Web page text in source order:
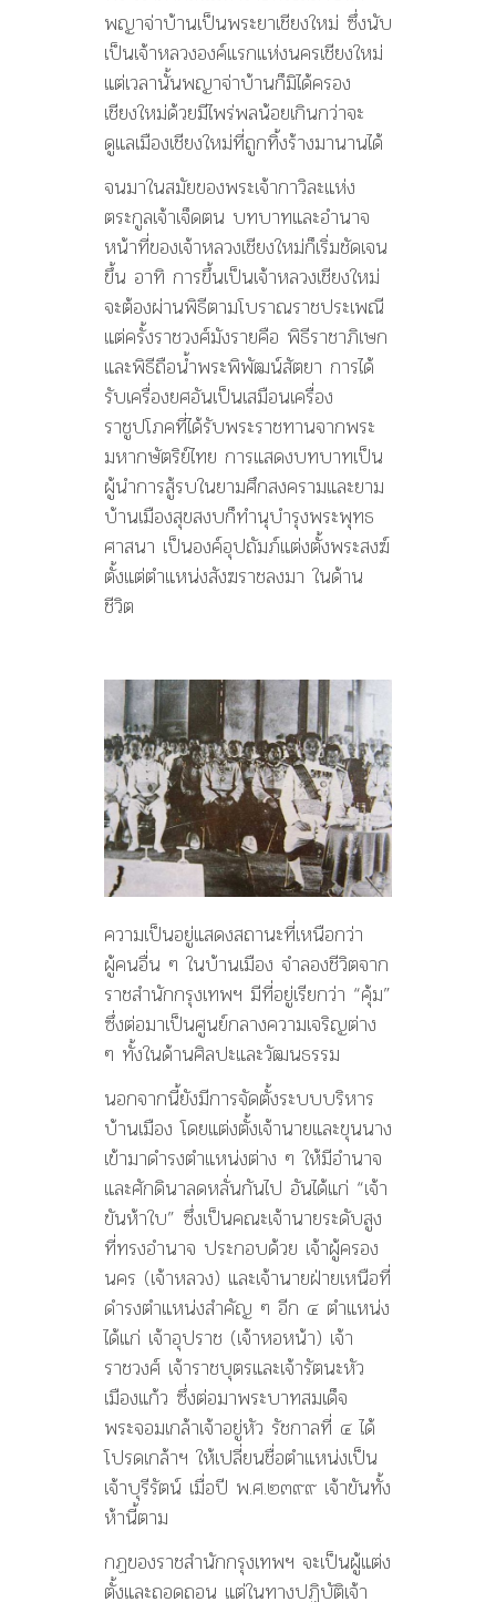
พญาจ่าบ้านเป็นพระยาเชียงใหม่ ซึ่งนับ
เป็นเจ้าหลวงองค์แรกแห่งนครเชียงใหม่
แต่เวลานั้นพญาจ่าบ้านก็มิได้ครอง
เชียงใหม่ด้วยมีไพร่พลน้อยเกินกว่าจะ
ดูแลเมืองเชียงใหม่ที่ถูกทิ้งร้างมานานได้
จนมาในสมัยของพระเจ้ากาวิละแห่ง
ตระกูลเจ้าเจ็ดตน บทบาทและอำนาจ
หน้าที่ของเจ้าหลวงเชียงใหม่ก็เริ่มชัดเจน
ขึ้น อาทิ การขึ้นเป็นเจ้าหลวงเชียงใหม่
จะต้องผ่านพิธีตามโบราณราชประเพณี
แต่ครั้งราชวงศ์มังรายคือ พิธีราชาภิเษก
และพิธีถือน้ำพระพิพัฒน์สัตยา การได้
รับเครื่องยศอันเป็นเสมือนเครื่อง
ราชูปโภคที่ได้รับพระราชทานจากพระ
มหากษัตริย์ไทย การแสดงบทบาทเป็น
ผู้นำการสู้รบในยามศึกสงครามและยาม
บ้านเมืองสุขสงบก็ทำนุบำรุงพระพุทธ
ศาสนา เป็นองค์อุปถัมภ์แต่งตั้งพระสงฆ์
ตั้งแต่ตำแหน่งสังฆราชลงมา ในด้าน
ชีวิต
ความเป็นอยู่แสดงสถานะที่เหนือกว่า
ผู้คนอื่น ๆ ในบ้านเมือง จำลองชีวิตจาก
ราชสำนักกรุงเทพฯ มีที่อยู่เรียกว่า “คุ้ม”
ซึ่งต่อมาเป็นศูนย์กลางความเจริญต่าง
ๆ ทั้งในด้านศิลปะและวัฒนธรรม
นอกจากนี้ยังมีการจัดตั้งระบบบริหาร
บ้านเมือง โดยแต่งตั้งเจ้านายและขุนนาง
เข้ามาดำรงตำแหน่งต่าง ๆ ให้มีอำนาจ
และศักดินาลดหลั่นกันไป อันได้แก่ “เจ้า
ขันห้าใบ” ซึ่งเป็นคณะเจ้านายระดับสูง
ที่ทรงอำนาจ ประกอบด้วย เจ้าผู้ครอง
นคร (เจ้าหลวง) และเจ้านายฝ่ายเหนือที่
ดำรงตำแหน่งสำคัญ ๆ อีก ๔ ตำแหน่ง
ได้แก่ เจ้าอุปราช (เจ้าหอหน้า) เจ้า
ราชวงศ์ เจ้าราชบุตรและเจ้ารัตนะหัว
เมืองแก้ว ซึ่งต่อมาพระบาทสมเด็จ
พระจอมเกล้าเจ้าอยู่หัว รัชกาลที่ ๔ ได้
โปรดเกล้าฯ ให้เปลี่ยนชื่อตำแหน่งเป็น
เจ้าบุรีรัตน์ เมื่อปี พ.ศ.๒๓๙๙ เจ้าขันทั้ง
ห้านี้ตาม
กฏของราชสำนักกรุงเทพฯ จะเป็นผู้แต่ง
ตั้งและถอดถอน แต่ในทางปฏิบัติเจ้า